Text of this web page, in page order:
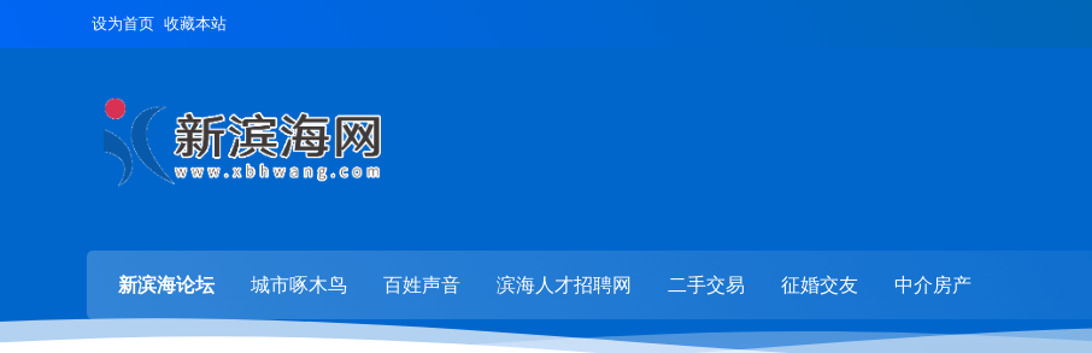
设为首页 收藏本站
新滨海论坛 城市啄木鸟 百姓声音 滨海人才招聘网 二手交易 征婚交友 中介房产